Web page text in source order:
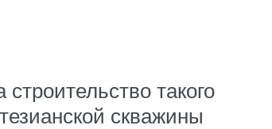
такого
скважины